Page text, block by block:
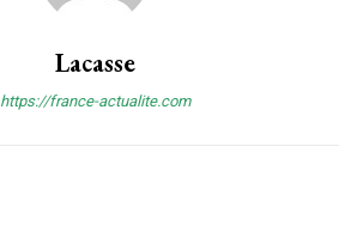
Lacasse
https://france-actualite.com